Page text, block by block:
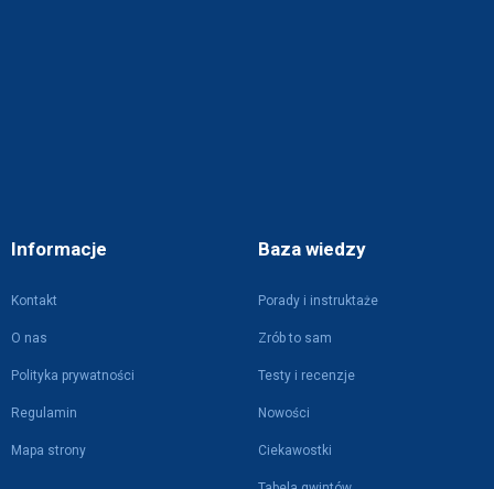
Informacje
Kontakt
O nas
Polityka prywatności
Regulamin
Mapa strony
Baza wiedzy
Porady i instruktaże
Zrób to sam
Testy i recenzje
Nowości
Ciekawostki